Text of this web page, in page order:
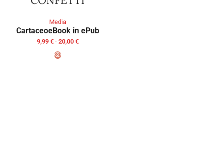
Media
CartaceoeBook in ePub
9,99 € - 20,00 €